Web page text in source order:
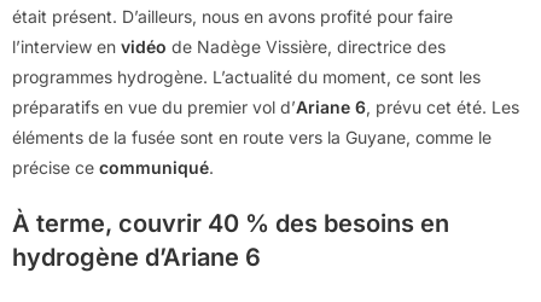
était présent. D’ailleurs, nous en avons profité pour faire
l’interview en vidéo de Nadège Vissière, directrice des
programmes hydrogène. L’actualité du moment, ce sont les
préparatifs en vue du premier vol d’Ariane 6, prévu cet été. Les
éléments de la fusée sont en route vers la Guyane, comme le
précise ce communiqué.
À terme, couvrir 40 % des besoins en
hydrogène d’Ariane 6